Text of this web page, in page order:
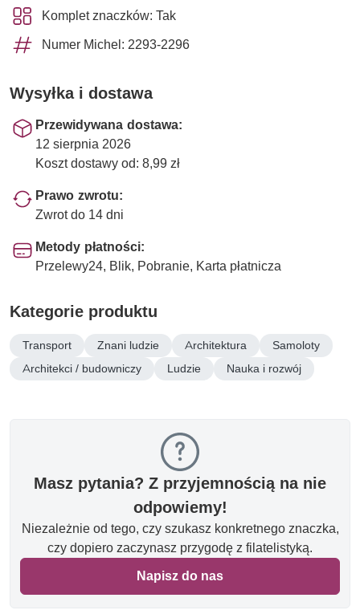
Komplet znaczków: Tak
Numer Michel: 2293-2296
Wysyłka i dostawa
Przewidywana dostawa:
12 sierpnia 2026
Koszt dostawy od: 8,99 zł
Prawo zwrotu:
Zwrot do 14 dni
Metody płatności:
Przelewy24, Blik, Pobranie, Karta płatnicza
Kategorie produktu
Transport Znani ludzie Architektura
Samoloty
Architekci / budowniczy
Ludzie Nauka i rozwój
Masz pytania? Z przyjemnością na nie
odpowiemy!
Niezależnie od tego, czy szukasz konkretnego znaczka,
czy dopiero zaczynasz przygodę z filatelistyką.
Napisz do nas